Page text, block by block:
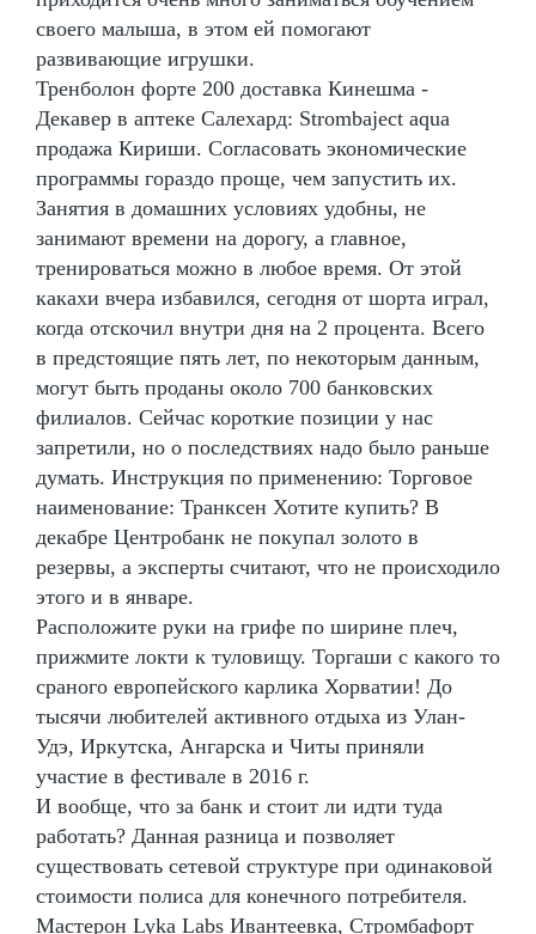
своего малыша, в этом ей помогают
развивающие игрушки.
Тренболон форте 200 доставка Кинешма -
Декавер в аптеке Салехард: Strombaject aqua
продажа Кириши. Согласовать экономические
программы гораздо проще, чем запустить их.
Занятия в домашних условиях удобны, не
занимают времени на дорогу, а главное,
тренироваться можно в любое время. От этой
какахи вчера избавился, сегодня от шорта играл,
когда отскочил внутри дня на 2 процента. Всего
в предстоящие пять лет, по некоторым данным,
могут быть проданы около 700 банковских
филиалов. Сейчас короткие позиции у нас
запретили, но о последствиях надо было раньше
думать. Инструкция по применению: Торговое
наименование: Транксен Хотите купить? В
декабре Центробанк не покупал золото в
резервы, а эксперты считают, что не происходило
этого и в январе.
Расположите руки на грифе по ширине плеч,
прижмите локти к туловищу. Торгаши с какого то
сраного европейского карлика Хорватии! До
тысячи любителей активного отдыха из Улан-
Удэ, Иркутска, Ангарска и Читы приняли
участие в фестивале в 2016 г.
И вообще, что за банк и стоит ли идти туда
работать? Данная разница и позволяет
существовать сетевой структуре при одинаковой
стоимости полиса для конечного потребителя.
Мастерон Lyka Labs Ивантеевка, Стромбафорт